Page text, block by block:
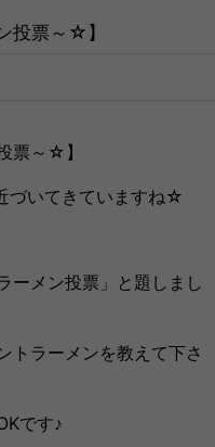
投票～☆】
票～☆】
づいてきていますね☆
ーメン投票」と題しまし
トラーメンを教えて下さ
です♪